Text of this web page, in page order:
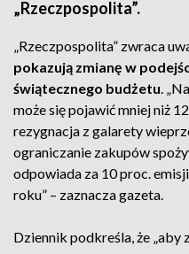
„Rzeczpospolita”.
„Rzeczpospolita” zwraca
pokazują zmianę w
świątecznego budżetu.
może się pojawić mniej niż
rezygnacja z galarety
ograniczanie zakupów
odpowiada za 10 proc.
roku” – zaznacza gazeta.
Dziennik podkreśla, że